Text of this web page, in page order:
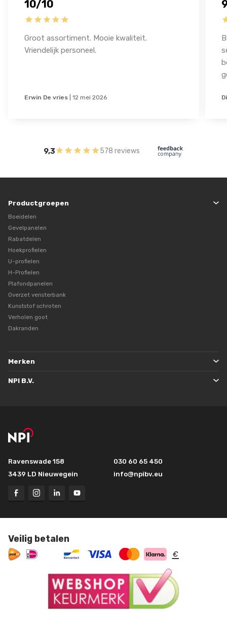
10/10
Groot assortiment. Mooie kwaliteit.
Vriendelijk personeel.
Erwin De vries 12 mei 2026
9,3 578 reviews
Productgroepen
Boeidelen
Gevelpanelen
Rabatdelen
Hoekprofielen
U-profielen
H-Profielen
Plafondpanelen
Overzet vensterbank
Kunststof schroten
Verholen goot
Dakranden
Merken
NPI B.V.
Ravenswade 158
030 60 65 450
3439 LD Nieuwegein
info@npibv.eu
Veilig betalen